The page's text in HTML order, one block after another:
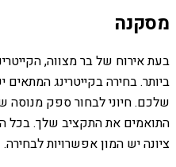
מסקנה
בעת אירוח של בר מצווה,
ביותר. בחירה בקייטרינג
שלכם. חיוני לבחור ספק מנוסה
התואמים את התקציב שלך. בכל
ציונה יש המון אפשרויות לבחירה.